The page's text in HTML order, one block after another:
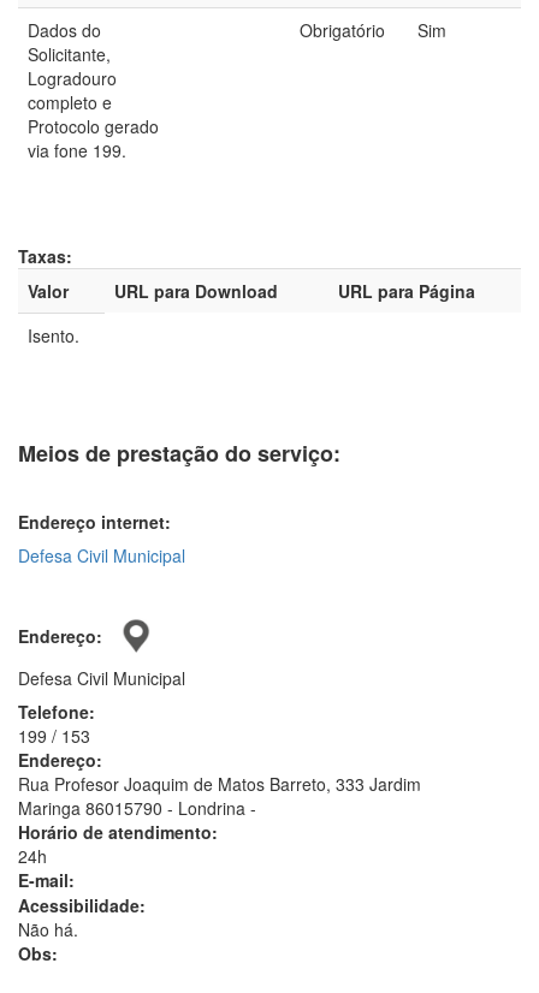
Dados do
Solicitante,
Logradouro
completo e
Protocolo gerado
via fone 199.
Obrigatório Sim
Taxas:
Valor
URL para Download
URL para Página
Isento.
Meios de prestação do serviço:
Endereço internet:
Defesa Civil Municipal
Endereço:
Defesa Civil Municipal
Telefone:
199 / 153
Endereço:
Rua Profesor Joaquim de Matos Barreto, 333 Jardim
Maringa 86015790 - Londrina -
Horário de atendimento:
24h
E-mail:
Acessibilidade:
Não há.
Obs: